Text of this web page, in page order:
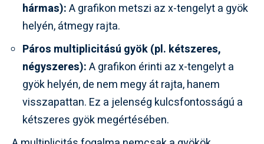
hármas):A grafikon metszi az x-tengelyt a gyök
helyén, átmegy rajta.
Páros multiplicitású gyök (pl. kétszeres,
négyszeres):A grafikon érinti az x-tengelyt a
gyök helyén, de nem megy át rajta, hanem
visszapattan. Ez a jelenség kulcsfontosságú a
kétszeres gyök megértésében.